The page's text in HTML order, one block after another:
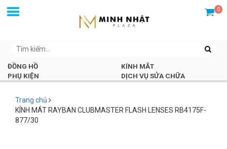
0
ĐỒNG HỒ
KÍNH MẮT
PHỤ KIỆN
DỊCH VỤ SỬA CHỮA
Trang chủ
KÍNH MÁT RAYBAN CLUBMASTER FLASH LENSES RB4175F-
877/30